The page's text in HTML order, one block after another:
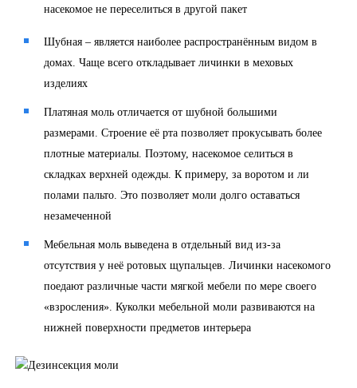
насекомое не переселиться в другой пакет
Шубная – является наиболее распространённым видом в
домах. Чаще всего откладывает личинки в меховых
изделиях
Платяная моль отличается от шубной большими
размерами. Строение её рта позволяет прокусывать более
плотные материалы. Поэтому, насекомое селиться в
складках верхней одежды. К примеру, за воротом и ли
полами пальто. Это позволяет моли долго оставаться
незамеченной
Мебельная моль выведена в отдельный вид из-за
отсутствия у неё ротовых щупальцев. Личинки насекомого
поедают различные части мягкой мебели по мере своего
«взросления». Куколки мебельной моли развиваются на
нижней поверхности предметов интерьера